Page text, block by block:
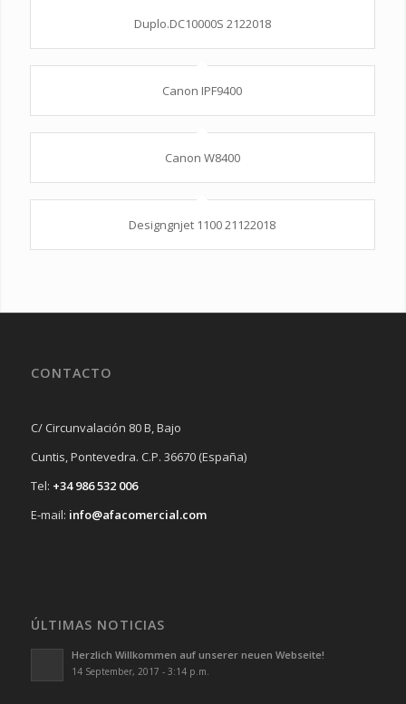
Duplo.DC10000S 2122018
Canon IPF9400
Canon W8400
Designgnjet 1100 21122018
CONTACTO
C/ Circunvalación 80 B, Bajo
Cuntis, Pontevedra. C.P. 36670 (España)
Tel: +34 986 532 006
E-mail: info@afacomercial.com
ÚLTIMAS NOTICIAS
Herzlich Willkommen auf unserer neuen Webseite!
14 September, 2017 - 3:14 p.m.